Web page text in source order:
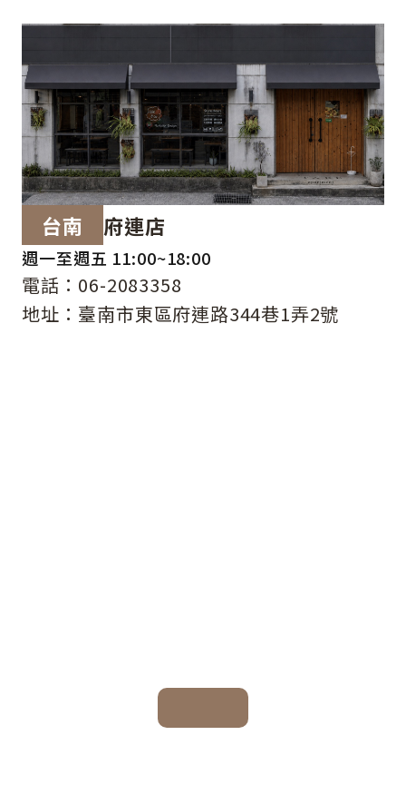
台南 府連店
週一至週五 11:00~18:00
電話：06-2083358
地址：臺南市東區府連路344巷1弄2號